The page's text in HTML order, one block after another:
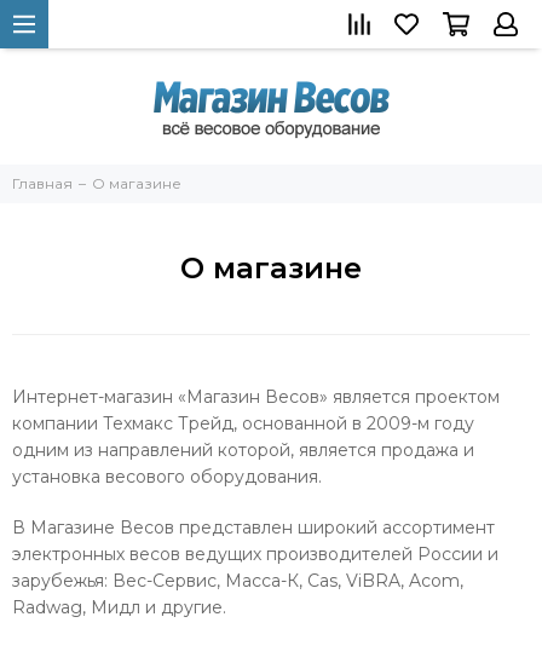
Главная О магазине
О магазине
Интернет-магазин «Магазин Весов» является проектом
компании Техмакс Трейд, основанной в 2009-м году
одним из направлений которой, является продажа и
установка весового оборудования.
В Магазине Весов представлен широкий ассортимент
электронных весов ведущих производителей России и
зарубежья: Вес-Сервис, Масса-К, Cas, ViBRA, Acom,
Radwag, Мидл и другие.